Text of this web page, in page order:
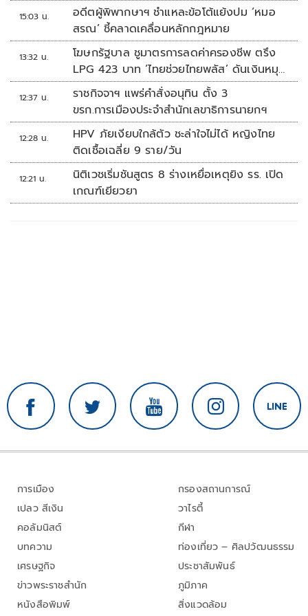
15:03 น.
อดีตผู้พิพากษาฯ ชำแหละข้อโต้แย้งปม ‘หมอ
สรณ’ ชี้คลาดเคลื่อนหลักกฎหมาย
13:32 น.
โฆษกรัฐบาล ชูมาตรการลดค่าครองชีพ ตรึง
LPG 423 บาท ‘ไทยช่วยไทยพลัส’ ดันเงินหมุน
แสนล้าน
12:37 น.
ราชกิจจาฯ แพร่คำสั่งอนุทิน ตั้ง 3
ขรก.การเมืองประจำสำนักเลขาธิการนายกฯ
12:28 น.
HPV ภัยเงียบใกล้ตัว ชะล่าใจไม่ได้ หญิงไทย
ติดเชื้อเฉลี่ย 9 ราย/วัน
12:21 น.
นิติเวชเริ่มชันสูตร 8 ร่างเหยื่อเหตุยิง รร. เปิด
เกณฑ์เยียวยา
การเมือง
เปลว สีเงิน
คอลัมนิสต์
บทความ
เศรษฐกิจ
ข่าวพระราชสำนัก
หนังสือพิมพ์
กรองสถานการณ์
วาไรตี้
กีฬา
ท่องเที่ยว – ศิลปวัฒนธรรม
ประชาสัมพันธ์
ภูมิภาค
สิ่งแวดล้อม